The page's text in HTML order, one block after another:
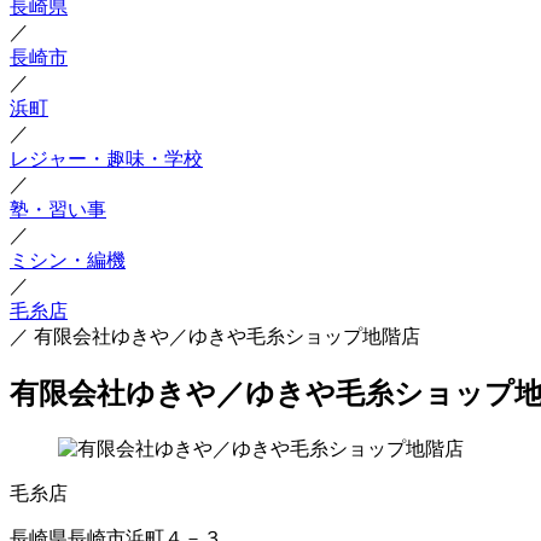
長崎県
／
長崎市
／
浜町
／
レジャー・趣味・学校
／
塾・習い事
／
ミシン・編機
／
毛糸店
／ 有限会社ゆきや／ゆきや毛糸ショップ地階店
有限会社ゆきや／ゆきや毛糸ショップ
毛糸店